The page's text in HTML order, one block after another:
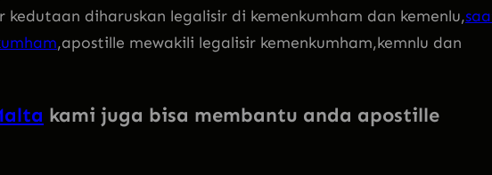
diharuskan legalisir di kemenkumham dan kemenlu,
,apostille mewakili legalisir kemenkumham,kemnlu dan
kami juga bisa membantu anda apostille